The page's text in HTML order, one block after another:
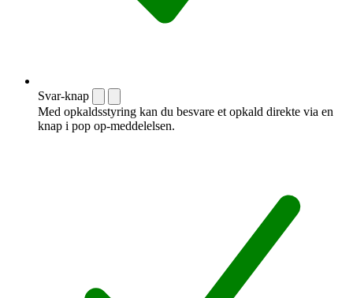
Svar-knap
Med opkaldsstyring kan du besvare et opkald direkte via en
knap i pop op-meddelelsen.